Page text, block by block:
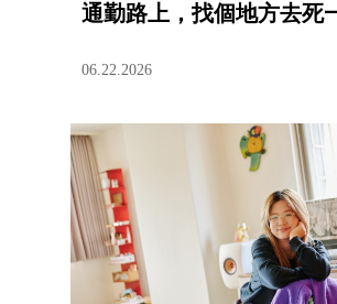
通勤路上，找個地方去死
06.22.2026